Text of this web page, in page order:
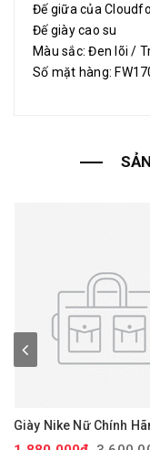
Đế giữa của
Đế giày cao su
Màu sắc: Đen lõi /
Số mặt hàng:
Giày Nike Nữ Chính
Force 1 '07 Next